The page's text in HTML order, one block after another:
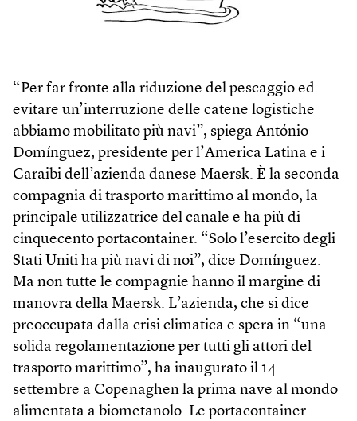
“Per far fronte alla riduzione del pescaggio ed
evitare un’interruzione delle catene logistiche
abbiamo mobilitato più navi”, spiega António
Domínguez, presidente per l’America Latina e i
Caraibi dell’azienda danese Maersk. È la seconda
compagnia di trasporto marittimo al mondo, la
principale utilizzatrice del canale e ha più di
cinquecento portacontainer. “Solo l’esercito degli
Stati Uniti ha più navi di noi”, dice Domínguez.
Ma non tutte le compagnie hanno il margine di
manovra della Maersk. L’azienda, che si dice
preoccupata dalla crisi climatica e spera in “una
solida regolamentazione per tutti gli attori del
trasporto marittimo”, ha inaugurato il 14
settembre a Copenaghen la prima nave al mondo
alimentata a biometanolo. Le portacontainer